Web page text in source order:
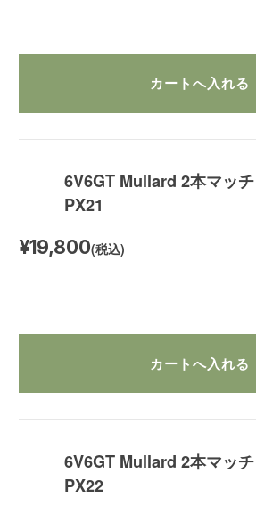
6V6GT Mullard 2本マッ
PX21
¥19,800(税込)
6V6GT Mullard 2本マッ
PX22